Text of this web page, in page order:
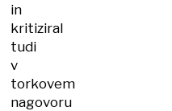
in
kritiziral
tudi
v
torkovem
nagovoru